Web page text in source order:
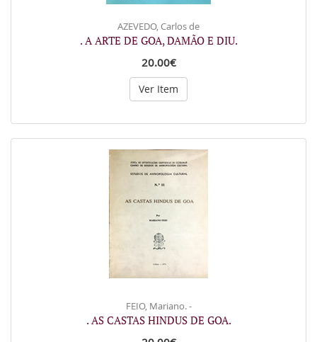
AZEVEDO, Carlos de
. A ARTE DE GOA, DAMÃO E DIU.
20.00€
Ver Item
FEIO, Mariano. -
. AS CASTAS HINDUS DE GOA.